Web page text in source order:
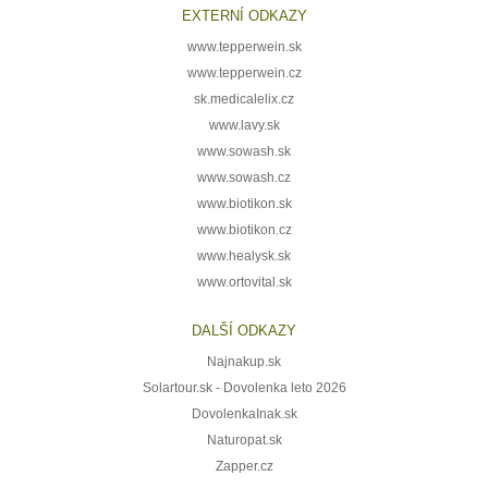
EXTERNÍ ODKAZY
www.tepperwein.sk
www.tepperwein.cz
sk.medicalelix.cz
www.lavy.sk
www.sowash.sk
www.sowash.cz
www.biotikon.sk
www.biotikon.cz
www.healysk.sk
www.ortovital.sk
DALŠÍ ODKAZY
Najnakup.sk
Solartour.sk - Dovolenka leto 2026
DovolenkaInak.sk
Naturopat.sk
Zapper.cz